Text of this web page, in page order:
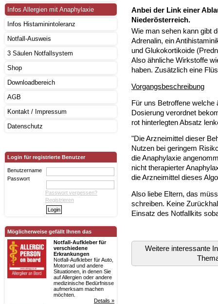
Infos Allergien mit Anaphylaxie
Infos Histaminintoleranz
Notfall-Ausweis
3 Säulen Notfallsystem
Shop
Downloadbereich
AGB
Kontakt / Impressum
Datenschutz
Login für registrierte Benutzer
Benutzername
Passwort
Passwort vergessen?
Registrieren
Möglicherweise gefällt Ihnen das
Notfall-Aufkleber für
verschiedene
Erkrankungen
Notfall-Aufkleber für Auto,
Motorrad und andere
Situationen, in denen Sie
auf Allergien oder andere
medizinische Bedürfnisse
aufmerksam machen
möchten.
Details »
Anbei der Link einer
Niederösterreich.
Wie man sehen kann gibt
Adrenalin, ein
und Glukokortikoide
Also ähnliche Wirkstoffe
haben. Zusätzlich eine
Vorgangsbeschreibung
Für uns Betroffene
Dosierung verordnet
rot hinterlegten Absatz
"Die Arzneimittel dieser
Nutzen bei geringem
die Anaphylaxie
nicht therapierter
die Arzneimittel dieses
Also liebe Eltern, das
schreiben. Keine
Einsatz des Notfallkits
Weitere interessante